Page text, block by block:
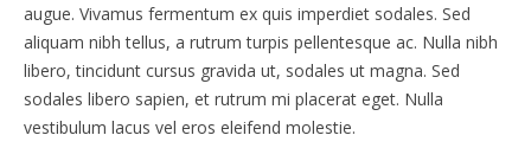
augue. Vivamus fermentum ex quis imperdiet sodales. Sed
aliquam nibh tellus, a rutrum turpis pellentesque ac. Nulla nibh
libero, tincidunt cursus gravida ut, sodales ut magna. Sed
sodales libero sapien, et rutrum mi placerat eget. Nulla
vestibulum lacus vel eros eleifend molestie.